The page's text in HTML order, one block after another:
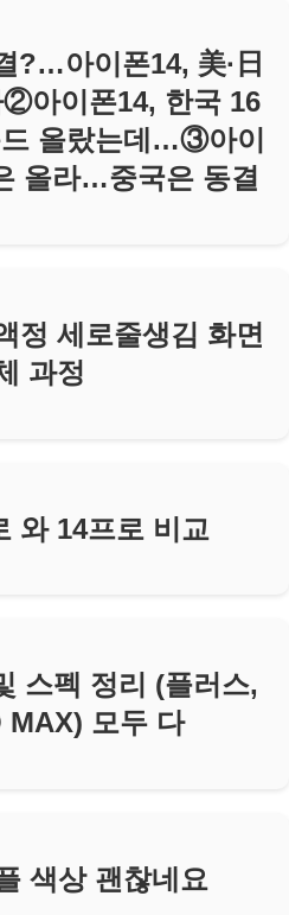
?…아이폰14, 美·日
아이폰14, 한국 16
드 올랐는데…③아이
올라…중국은 동결
정 세로줄생김 화면
과정
와 14프로 비교
스펙 정리 (플러스,
MAX) 모두 다
색상 괜찮네요